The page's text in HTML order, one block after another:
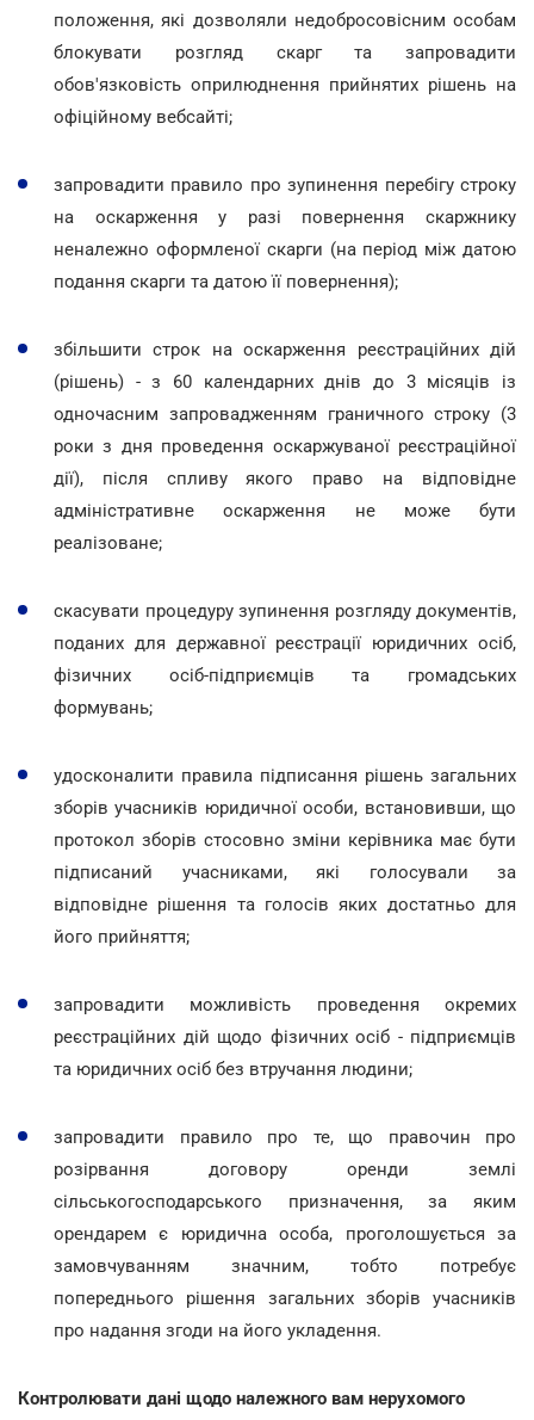
положення, які дозволяли недобросовісним особам
блокувати розгляд скарг та запровадити
обов'язковість оприлюднення прийнятих рішень на
офіційному вебсайті;
запровадити правило про зупинення перебігу строку
на оскарження у разі повернення скаржнику
неналежно оформленої скарги (на період між датою
подання скарги та датою її повернення);
збільшити строк на оскарження реєстраційних дій
(рішень) - з 60 календарних днів до 3 місяців із
одночасним запровадженням граничного строку (3
роки з дня проведення оскаржуваної реєстраційної
дії), після спливу якого право на відповідне
адміністративне оскарження не може бути
реалізоване;
скасувати процедуру зупинення розгляду документів,
поданих для державної реєстрації юридичних осіб,
фізичних осіб-підприємців та громадських
формувань;
удосконалити правила підписання рішень загальних
зборів учасників юридичної особи, встановивши, що
протокол зборів стосовно зміни керівника має бути
підписаний учасниками, які голосували за
відповідне рішення та голосів яких достатньо для
його прийняття;
запровадити можливість проведення окремих
реєстраційних дій щодо фізичних осіб - підприємців
та юридичних осіб без втручання людини;
запровадити правило про те, що правочин про
розірвання договору оренди землі
сільськогосподарського призначення, за яким
орендарем є юридична особа, проголошується за
замовчуванням значним, тобто потребує
попереднього рішення загальних зборів учасників
про надання згоди на його укладення.
Контролювати дані щодо належного вам нерухомого